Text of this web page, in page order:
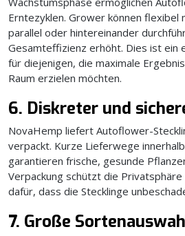
Erntezyklen. Grower können flexibel
parallel oder hintereinander
Gesamteffizienz erhöht. Dies ist ein
für diejenigen, die maximale
Raum erzielen möchten.
6. Diskreter und
NovaHemp liefert Autoflower-
verpackt. Kurze Lieferwege
garantieren frische, gesunde
Verpackung schützt die
dafür, dass die Stecklinge
7. Große